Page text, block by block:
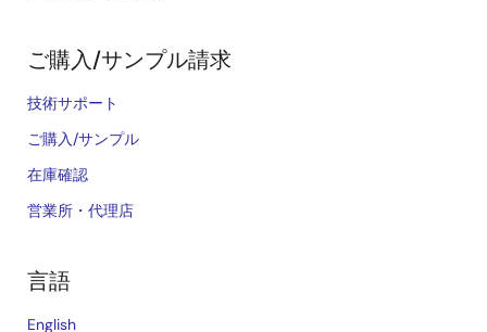
ご購入/サンプル請求
技術サポート
ご購入/サンプル
在庫確認
営業所・代理店
言語
English